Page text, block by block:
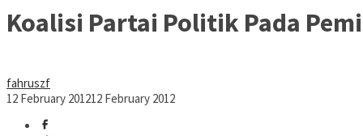
Koalisi Partai Politik Pada
fahruszf
12 February 201212 February 2012